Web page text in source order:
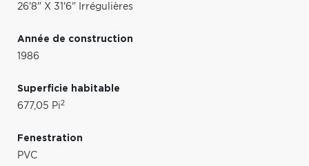
26'8" X 31'6" Irrégulières
Année de construction
1986
Superficie habitable
677,05 Pi2
Fenestration
PVC